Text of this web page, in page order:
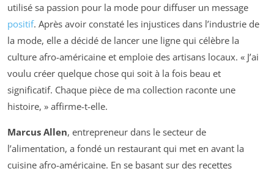
utilisé sa passion pour la mode pour diffuser un message
positif. Après avoir constaté les injustices dans l’industrie de
la mode, elle a décidé de lancer une ligne qui célèbre la
culture afro-américaine et emploie des artisans locaux. « J’ai
voulu créer quelque chose qui soit à la fois beau et
significatif. Chaque pièce de ma collection raconte une
histoire, » affirme-t-elle.
Marcus Allen, entrepreneur dans le secteur de
l’alimentation, a fondé un restaurant qui met en avant la
cuisine afro-américaine. En se basant sur des recettes